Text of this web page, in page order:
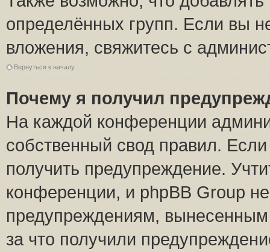
определённых групп. Если вы
вложения, свяжитесь с
Вернуться к началу
Почему я получил
На каждой конференции
собственный свод правил.
получить предупреждение.
конференции, и phpBB Group
предупреждениям,
за что получили